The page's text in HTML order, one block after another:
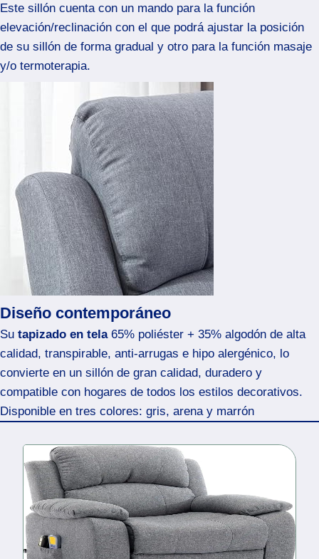
Este sillón cuenta con un mando para la función
elevación/reclinación con el que podrá ajustar la posición
de su sillón de forma gradual y otro para la función masaje
y/o termoterapia.
Diseño contemporáneo
Su tapizado en tela65% poliéster + 35% algodón de alta
calidad, transpirable, anti-arrugas e hipo alergénico, lo
convierte en un sillón de gran calidad, duradero y
compatible con hogares de todos los estilos decorativos.
Disponible en tres colores: gris, arena y marrón